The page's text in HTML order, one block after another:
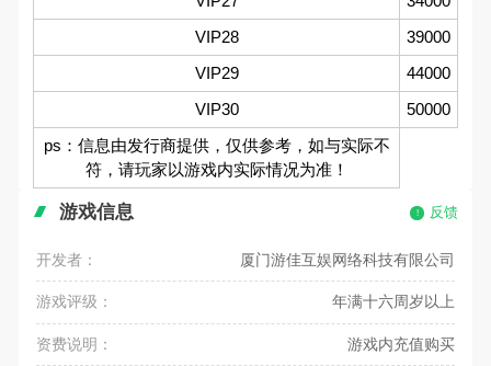
VIP28
39000
VIP29
44000
VIP30
50000
ps：信息由发行商提供，仅供参考，如与实际不
符，请玩家以游戏内实际情况为准！
游戏信息 反馈
开发者： 厦门游佳互娱网络科技有限公司
游戏评级： 年满十六周岁以上
资费说明： 游戏内充值购买